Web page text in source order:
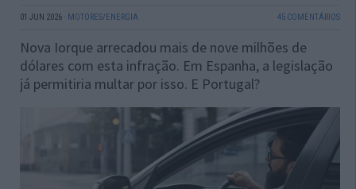
01 JUN 2026 · MOTORES/ENERGIA 45 COMENTÁRIOS
Nova Iorque arrecadou mais de nove milhões de
dólares com esta infração. Em Espanha, a legislação
já permitiria multar por isso. E Portugal?